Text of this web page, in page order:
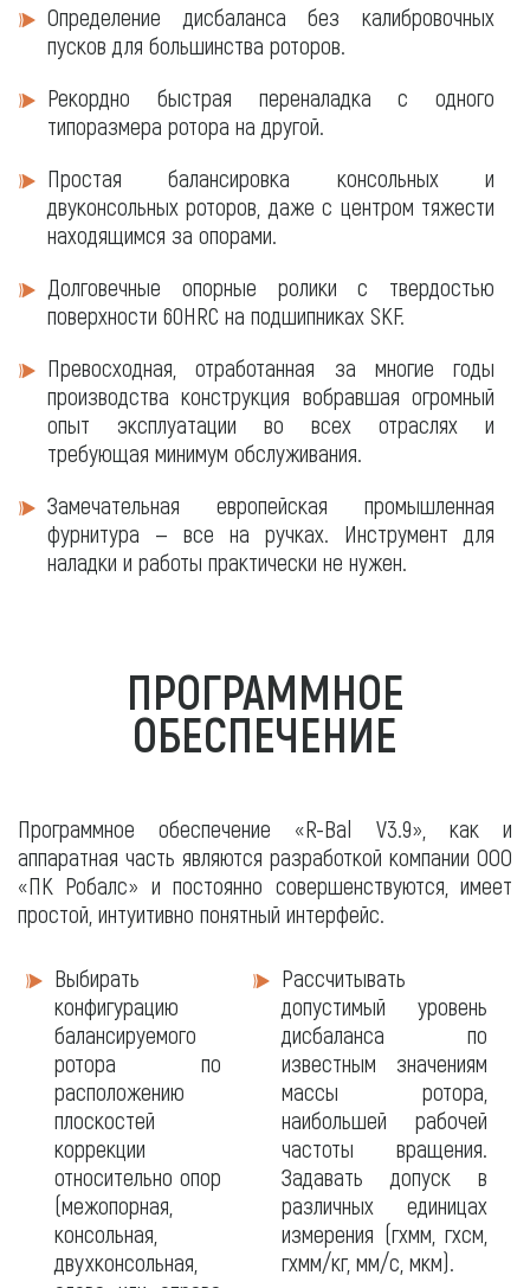
Определение дисбаланса без калибровочных
пусков для большинства роторов.
Рекордно быстрая переналадка с одного
типоразмера ротора на другой.
Простая балансировка консольных и
двуконсольных роторов, даже с центром тяжести
находящимся за опорами.
Долговечные опорные ролики с твердостью
поверхности 60HRC на подшипниках SKF.
Превосходная, отработанная за многие годы
производства конструкция вобравшая огромный
опыт эксплуатации во всех отраслях и
требующая минимум обслуживания.
Замечательная европейская промышленная
фурнитура — все на ручках. Инструмент для
наладки и работы практически не нужен.
ПРОГРАММНОЕ
ОБЕСПЕЧЕНИЕ
Программное обеспечение «R-Bal V3.9», как и
аппаратная часть являются разработкой компании ООО
«ПК Робалс» и постоянно совершенствуются, имеет
простой, интуитивно понятный интерфейс.
Программное
обеспечение
Выбирать
конфигурацию
балансируемого
ротора по
расположению
плоскостей
коррекции
относительно опор
(межопорная,
консольная,
двухконсольная,
Рассчитывать
допустимый уровень
дисбаланса по
известным значениям
массы ротора,
наибольшей рабочей
частоты вращения.
Задавать допуск в
различных единицах
измерения (гхмм, гхсм,
гхмм/кг, мм/с, мкм).